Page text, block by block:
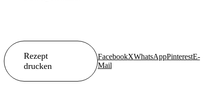
Rezept
drucken
FacebookXWhatsAppPinterestE-
Mail